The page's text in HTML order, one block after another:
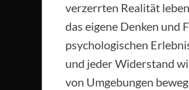
verzerrten Realität
das eigene Denken und
psychologischen
und jeder Widerstand
von Umgebungen